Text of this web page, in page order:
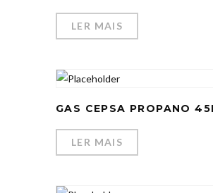
LER MAIS
GAS CEPSA PROPANO
LER MAIS